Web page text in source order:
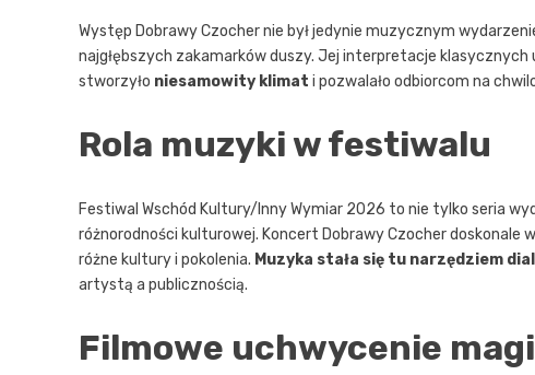
Występ Dobrawy Czocher nie był jedynie muzycznym
najgłębszych zakamarków duszy. Jej interpretacje
stworzyło niesamowity klimat i pozwalało odbiorcom na
Rola muzyki w festiwalu
Festiwal Wschód Kultury/Inny Wymiar 2026 to nie tylko seria
różnorodności kulturowej. Koncert Dobrawy Czocher doskonale
różne kultury i pokolenia. Muzyka stała się tu narzędziem
artystą a publicznością.
Filmowe uchwycenie